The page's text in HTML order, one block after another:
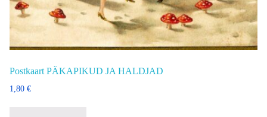
Postkaart PÄKAPIKUD JA HALDJAD
1,80 €